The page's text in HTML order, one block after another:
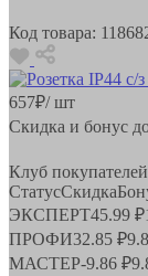
Код товара:
657₽/ шт
Скидка и бонус
Клуб
СтатусСкидка
ЭКСПЕРТ45.99 ₽
ПРОФИ32.85 ₽
МАСТЕР-9.86 ₽